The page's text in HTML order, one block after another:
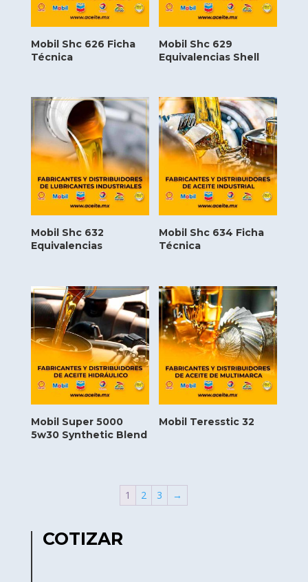
Mobil Shc 626 Ficha
Técnica
Mobil Shc 629
Equivalencias Shell
Mobil Shc 632
Equivalencias
Mobil Shc 634 Ficha
Técnica
Mobil Super 5000
5w30 Synthetic Blend
Mobil Teresstic 32
1 2 3 →
COTIZAR